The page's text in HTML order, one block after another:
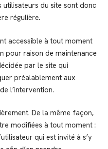
du site sont donc
régulière.
accessible à tout moment
pour raison de maintenance
par le site qui
préalablement aux
l’intervention.
De la même façon,
modifiées à tout moment :
qui est invité à s’y